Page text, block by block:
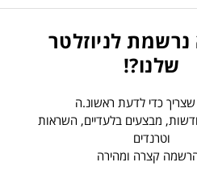
נרשמת לניוזלטר
שלנו?!
כדי לדעת ראשונ.ה
מבצעים בלעדיים, השראות
וטרנדים
קצרה ומהירה